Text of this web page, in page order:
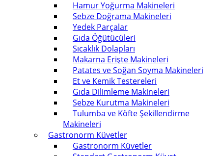
Hamur Yoğurma Makineleri
Sebze Doğrama Makineleri
Yedek Parçalar
Gıda Öğütücüleri
Sıcaklık Dolapları
Makarna Erişte Makineleri
Patates ve Soğan Soyma Makineleri
Et ve Kemik Testereleri
Gıda Dilimleme Makineleri
Sebze Kurutma Makineleri
Tulumba ve Köfte Şekillendirme
Makineleri
Gastronorm Küvetler
Gastronorm Küvetler